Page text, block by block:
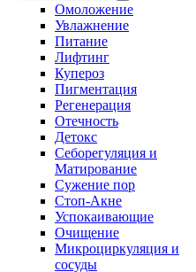
Омоложение
Увлажнение
Питание
Лифтинг
Купероз
Пигментация
Регенерация
Отечность
Детокс
Себорегуляция и
Матирование
Сужение пор
Стоп-Акне
Успокаивающие
Очищение
Микроциркуляция и
сосуды